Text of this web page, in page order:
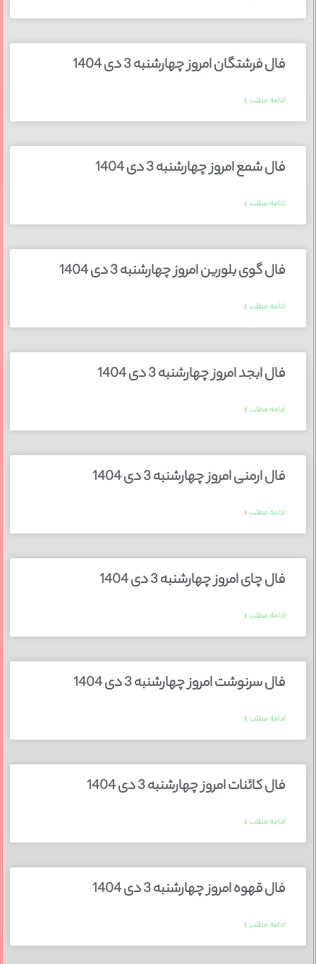
فال فرشتگان امروز چهارشنبه 3 دی 1404
ادامه مطلب »
فال شمع امروز چهارشنبه 3 دی 1404
ادامه مطلب »
فال گوی بلورین امروز چهارشنبه 3 دی 1404
ادامه مطلب »
فال ابجد امروز چهارشنبه 3 دی 1404
ادامه مطلب »
فال ارمنی امروز چهارشنبه 3 دی 1404
ادامه مطلب »
فال چای امروز چهارشنبه 3 دی 1404
ادامه مطلب »
فال سرنوشت امروز چهارشنبه 3 دی 1404
ادامه مطلب »
فال کائنات امروز چهارشنبه 3 دی 1404
ادامه مطلب »
فال قهوه امروز چهارشنبه 3 دی 1404
ادامه مطلب »